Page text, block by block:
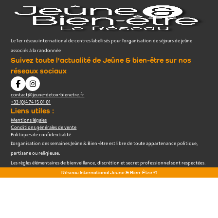
Le 1er réseau international de centres labellisés pour l’organisation de séjours de jeûne
associés à la randonnée
Suivez toute l'actualité de Jeûne & bien-être sur nos
réseaux sociaux
contact@jeune-detox-bienetre.fr
+33 (0)4 74 15 01 01
Liens utiles :
Mentions légales
Conditions générales de vente
Politiques de confidentialité
L’organisation des semaines Jeûne & Bien-être est libre de toute appartenance politique,
partisane ou religieuse.
Les règles élémentaires de bienveillance, discrétion et secret professionnel sont respectées.
Réseau International Jeune & Bien-Être ©